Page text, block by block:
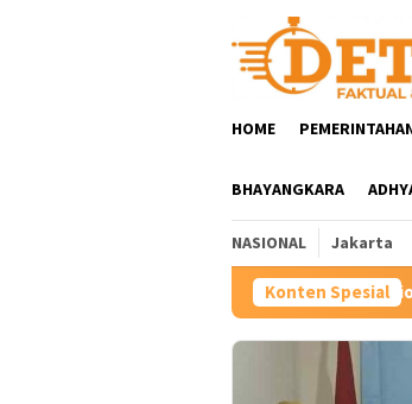
HOME
BHAYANGKARA
NASIONAL Jakarta
Konten Spesial
Hartini Ngadiorejo Pacu Transformasi